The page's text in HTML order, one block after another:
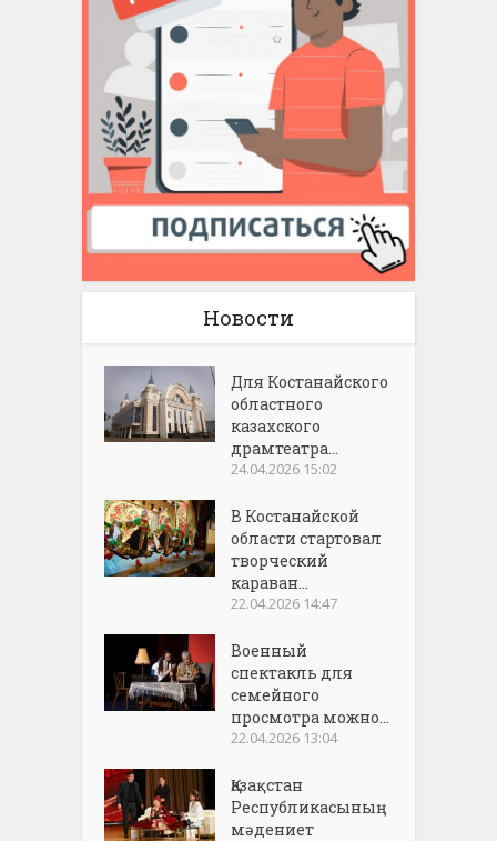
Новости
Для Костанайского
областного
казахского
драмтеатра...
24.04.2026 15:02
В Костанайской
области стартовал
творческий
караван...
22.04.2026 14:47
Военный
спектакль для
семейного
просмотра можно...
22.04.2026 13:04
Қазақстан
Республикасының
мәдениет